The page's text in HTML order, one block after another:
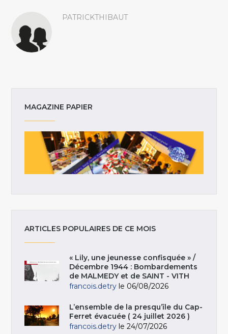
PATRICKTHIBAUT
MAGAZINE PAPIER
ARTICLES POPULAIRES DE CE MOIS
« Lily, une jeunesse confisquée » /
Décembre 1944 : Bombardements
de MALMEDY et de SAINT - VITH
francois.detry le 06/08/2026
L’ensemble de la presqu’île du Cap-
Ferret évacuée ( 24 juillet 2026 )
francois.detry le 24/07/2026